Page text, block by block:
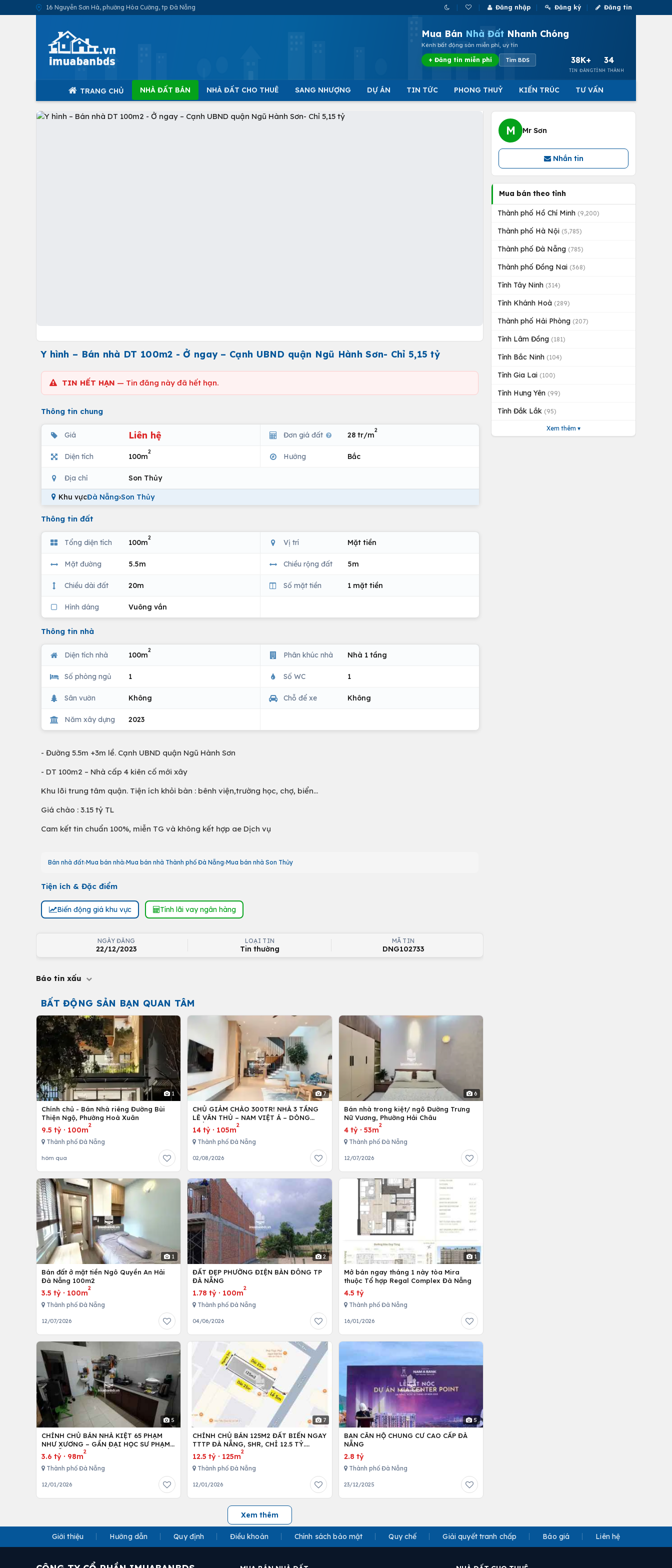
16 Nguyễn Sơn Hà, phường Hòa Cường, tp Đà Nẵng Đăng nhập Đăng ký Đăng tin
Mua Bán Nhà Đất Nhanh Chóng
Kênh bất động sản miễn phí, uy tín
+ Đăng tin miễn phí Tìm BĐS 38K+
TIN ĐĂNG
34
TỈNH THÀNH
TRANG CHỦ NHÀ ĐẤT BÁN NHÀ ĐẤT CHO THUÊ SANG NHƯỢNG DỰ ÁN TIN TỨC PHONG THUỶ KIẾN TRÚC TƯ VẤN
Y hình – Bán nhà DT 100m2 - Ở ngay – Cạnh UBND quận Ngũ Hành Sơn- Chỉ 5,15 tỷ
TIN HẾT HẠN — Tin đăng này đã hết hạn.
Thông tin chung
Giá Liên hệ Đơn giá đất 28 tr/m
2
Diện tích 100m
2
Hướng Bắc
Địa chỉ Son Thủy
Khu vựcĐà Nẵng›Son Thủy
Thông tin đất
Tổng diện tích 100m
2
Vị trí Mặt tiền
Mặt đường 5.5m Chiều rộng đất 5m
Chiều dài đất 20m Số mặt tiền 1 mặt tiền
Hình dáng Vuông vắn
Thông tin nhà
Diện tích nhà 100m
2
Phân khúc nhà Nhà 1 tầng
Số phòng ngủ 1 Số WC 1
Sân vườn Không Chỗ để xe Không
Năm xây dựng 2023
- Đường 5.5m +3m lề. Cạnh UBND quận Ngũ Hành Sơn
- DT 100m2 – Nhà cấp 4 kiên cố mới xây
Khu lõi trung tâm quận. Tiện ích khỏi bàn : bênh viện,trường học, chợ, biển…
Giá chào : 3.15 tỷ TL
Cam kết tin chuẩn 100%, miễn TG và không kết hợp ae Dịch vụ
Bán nhà đất Mua bán nhà Mua bán nhà Thành phố Đà Nẵng Mua bán nhà Son Thủy
Tiện ích & Đặc điểm
Biến động giá khu vực Tính lãi vay ngân hàng
NGÀY ĐĂNG
22/12/2023
LOẠI TIN
Tin thường
MÃ TIN
DNG102733
Báo tin xấu
BẤT ĐỘNG SẢN BẠN QUAN TÂM
1
Chính chủ - Bán Nhà riêng Đường Bùi
Thiện Ngộ, Phường Hoà Xuân
9.5 tỷ · 100m
2
Thành phố Đà Nẵng
hôm qua
7
CHỦ GIẢM CHÀO 300TR! NHÀ 3 TẦNG
LÊ VĂN THỦ – NAM VIỆT Á – DÒNG
TIỀN 40TR/THÁNG!
14 tỷ · 105m
2
Thành phố Đà Nẵng
02/08/2026
6
Bán nhà trong kiệt/ ngõ Đường Trưng
Nữ Vương, Phường Hải Châu
4 tỷ· 53m
2
Thành phố Đà Nẵng
12/07/2026
1
Bán đất ở mặt tiền Ngô Quyền An Hải
Đà Nẵng 100m2
3.5 tỷ · 100m
2
Thành phố Đà Nẵng
12/07/2026
2
ĐẤT ĐẸP PHƯỜNG ĐIỆN BÀN ĐÔNG TP
ĐÀ NẴNG
1.78 tỷ · 100m
2
Thành phố Đà Nẵng
04/06/2026
1
Mở bán ngay tháng 1 này tòa Mira
thuộc Tổ hợp Regal Complex Đà Nẵng
4.5 tỷ
Thành phố Đà Nẵng
16/01/2026
5
CHÍNH CHỦ BÁN NHÀ KIỆT 65 PHẠM
NHƯ XƯƠNG – GẦN ĐẠI HỌC SƯ PHẠM
ĐÀ NẴNG – MẶT TIỀN RỘNG 6M
3.6 tỷ · 98m
2
Thành phố Đà Nẵng
12/01/2026
7
CHÍNH CHỦ BÁN 125M2 ĐẤT BIỂN NGAY
TTTP ĐÀ NẴNG, SHR, CHỈ 12.5 TỶ.
LH:0779089999.
12.5 tỷ · 125m
2
Thành phố Đà Nẵng
12/01/2026
5
BAN CĂN HỘ CHUNG CƯ CAO CẤP ĐÀ
NẴNG
2.8 tỷ
Thành phố Đà Nẵng
23/12/2025
Xem thêm
M Mr Sơn
Nhắn tin
Mua bán theo tỉnh
Thành phố Hồ Chí Minh (9,200)
Thành phố Hà Nội (5,785)
Thành phố Đà Nẵng (785)
Thành phố Đồng Nai (368)
Tỉnh Tây Ninh (314)
Tỉnh Khánh Hoà (289)
Thành phố Hải Phòng (207)
Tỉnh Lâm Đồng (181)
Tỉnh Bắc Ninh (104)
Tỉnh Gia Lai (100)
Tỉnh Hưng Yên (99)
Tỉnh Đắk Lắk (95)
Xem thêm ▾
Giới thiệu Hướng dẫn Quy định Điều khoản Chính sách bảo mật Quy chế Giải quyết tranh chấp Báo giá Liên hệ